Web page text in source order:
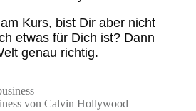
Kurs, bist Dir aber nicht
etwas für Dich ist? Dann
genau richtig.
von Calvin Hollywood